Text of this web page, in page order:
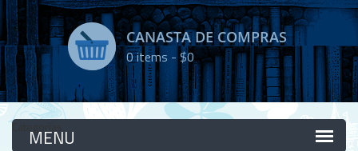
CANASTA DE COMPRAS
0items -$0
Categorías